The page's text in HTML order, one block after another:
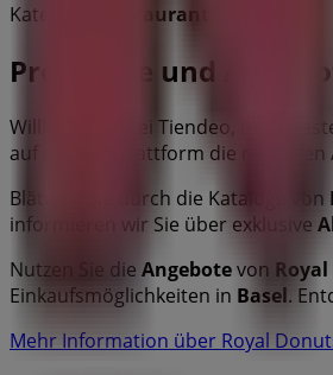
Kategorie: Restaurants
Prospekte und
Willkommen bei Tiendeo, Ihrer
auf unserer Plattform die neuesten
Blättern Sie durch die Kataloge von
informieren wir Sie über exklusive
Nutzen Sie die Angebotevon
Einkaufsmöglichkeiten in Basel.
Mehr Information über Royal